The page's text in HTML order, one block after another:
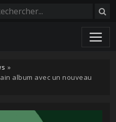
»
album avec un nouveau